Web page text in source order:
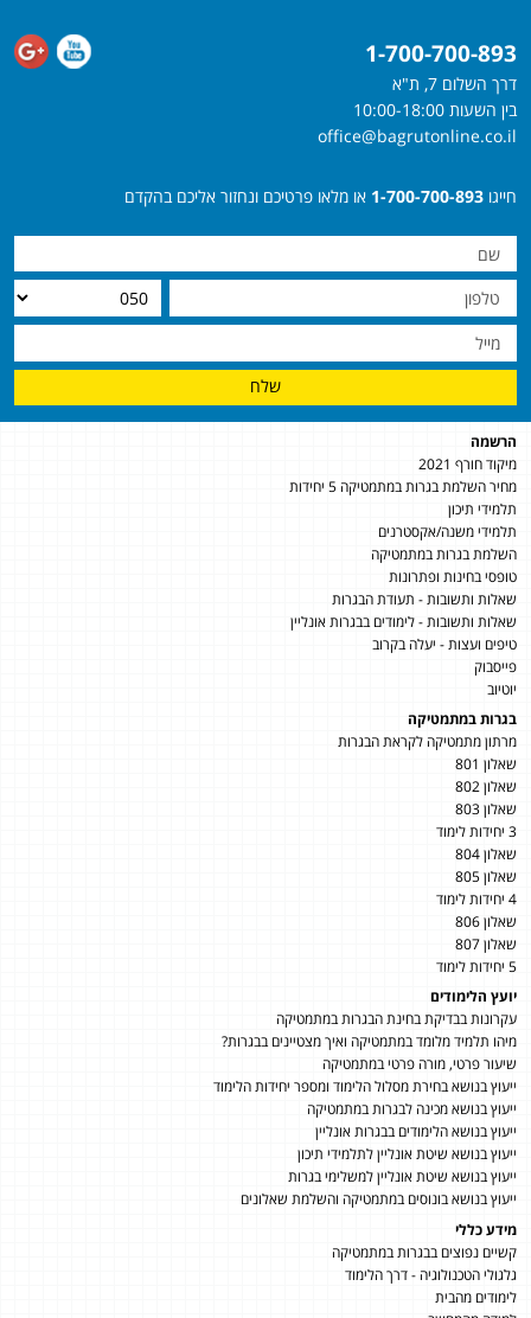
1-700-700-893
דרך השלום 7, ת"א
בין השעות 10:00-18:00
office@bagrutonline.co.il
חייגו 1-700-700-893 או מלאו פרטיכם ונחזור אליכם בהקדם
שלח
הרשמה
מיקוד חורף 2021
מחיר השלמת בגרות במתמטיקה 5 יחידות
תלמידי תיכון
תלמידי משנה/אקסטרנים
השלמת בגרות במתמטיקה
טופסי בחינות ופתרונות
שאלות ותשובות - תעודת הבגרות
שאלות ותשובות - לימודים בבגרות אונליין
טיפים ועצות - יעלה בקרוב
פייסבוק
יוטיוב
בגרות במתמטיקה
מרתון מתמטיקה לקראת הבגרות
שאלון 801
שאלון 802
שאלון 803
3 יחידות לימוד
שאלון 804
שאלון 805
4 יחידות לימוד
שאלון 806
שאלון 807
5 יחידות לימוד
יועץ הלימודים
עקרונות בבדיקת בחינת הבגרות במתמטיקה
מיהו תלמיד מלומד במתמטיקה ואיך מצטיינים בבגרות?
שיעור פרטי, מורה פרטי במתמטיקה
ייעוץ בנושא בחירת מסלול הלימוד ומספר יחידות הלימוד
ייעוץ בנושא מכינה לבגרות במתמטיקה
ייעוץ בנושא הלימודים בבגרות אונליין
ייעוץ בנושא שיטת אונליין לתלמידי תיכון
ייעוץ בנושא שיטת אונליין למשלימי בגרות
ייעוץ בנושא בונוסים במתמטיקה והשלמת שאלונים
מידע כללי
קשיים נפוצים בבגרות במתמטיקה
גלגולי הטכנולוגיה - דרך הלימוד
לימודים מהבית